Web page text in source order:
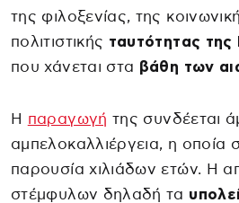
της φιλοξενίας, της
πολιτιστικής ταυτότητας της
που χάνεται στα βάθη των
Η παραγωγή της συνδέεται
αμπελοκαλλιέργεια, η οποία
παρουσία χιλιάδων ετών. Η
στέμφυλων δηλαδή τα